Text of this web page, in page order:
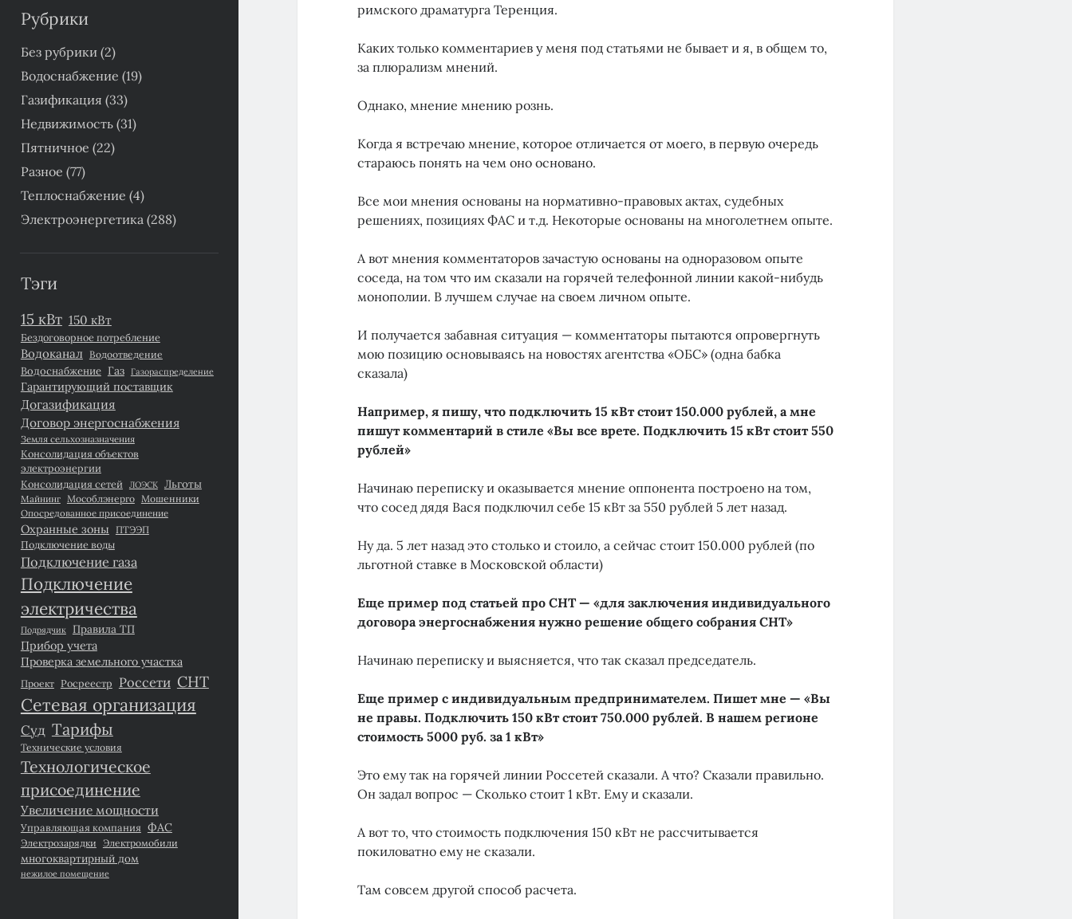
Рубрики
Без рубрики(2)
Водоснабжение (19)
Газификация (33)
Недвижимость(31)
Пятничное (22)
Разное (77)
Теплоснабжение (4)
Электроэнергетика (288)
Тэги
15 кВт 150 кВт
Бездоговорное потребление
Водоканал Водоотведение
Водоснабжение Газ Газораспределение
Гарантирующий поставщик
Догазификация
Договор энергоснабжения
Земля сельхозназначения
Консолидация объектов
электроэнергии
Консолидация сетей
ЛОЭСК Льготы
Майнинг Мособлэнерго
Мошенники
Опосредованное присоединение
Охранные зоны ПТЭЭП
Подключение воды
Подключение газа
Подключение
электричества
Подрядчик Правила ТП
Прибор учета
Проверка земельного участка
Проект Росреестр Россети СНТ
Сетевая организация
Суд Тарифы
Технические условия
Технологическое
присоединение
Увеличение мощности
Управляющая компания ФАС
Электрозарядки Электромобили
многоквартирный дом
нежилое помещение
римского драматурга Теренция.
Каких только комментариев у меня под статьями не бывает и я, в общем то,
за плюрализм мнений.
Однако, мнение мнению рознь.
Когда я встречаю мнение, которое отличается от моего, в первую очередь
стараюсь понять на чем оно основано.
Все мои мнения основаны на нормативно-правовых актах, судебных
решениях, позициях ФАС и т.д. Некоторые основаны на многолетнем опыте.
А вот мнения комментаторов зачастую основаны на одноразовом опыте
соседа, на том что им сказали на горячей телефонной линии какой-нибудь
монополии. В лучшем случае на своем личном опыте.
И получается забавная ситуация — комментаторы пытаются опровергнуть
мою позицию основываясь на новостях агентства «ОБС» (одна бабка
сказала)
Например, я пишу, что подключить 15 кВт стоит 150.000 рублей, а мне
пишут комментарий в стиле «Вы все врете. Подключить 15 кВт стоит 550
рублей»
Начинаю переписку и оказывается мнение оппонента построено на том,
что сосед дядя Вася подключил себе 15 кВт за 550 рублей 5 лет назад.
Ну да. 5 лет назад это столько и стоило, а сейчас стоит 150.000 рублей (по
льготной ставке в Московской области)
Еще пример под статьей про СНТ — «для заключения индивидуального
договора энергоснабжения нужно решение общего собрания СНТ»
Начинаю переписку и выясняется, что так сказал председатель.
Еще пример с индивидуальным предпринимателем. Пишет мне — «Вы
не правы. Подключить 150 кВт стоит 750.000 рублей. В нашем регионе
стоимость 5000 руб. за 1 кВт»
Это ему так на горячей линии Россетей сказали. А что? Сказали правильно.
Он задал вопрос — Сколько стоит 1 кВт. Ему и сказали.
А вот то, что стоимость подключения 150 кВт не рассчитывается
покиловатно ему не сказали.
Там совсем другой способ расчета.